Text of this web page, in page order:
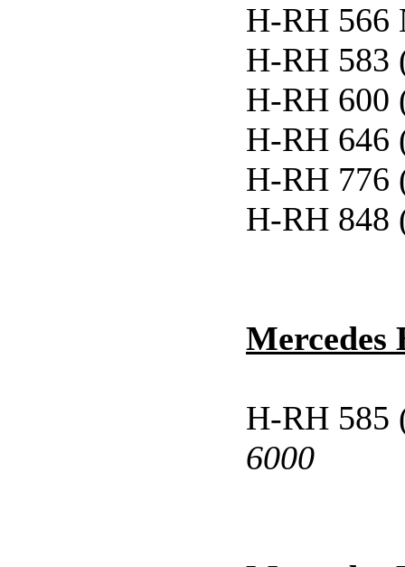
H-RH 566
H-RH 583
H-RH 600
H-RH 646
H-RH 776
H-RH 848
Mercedes
H-RH
6000